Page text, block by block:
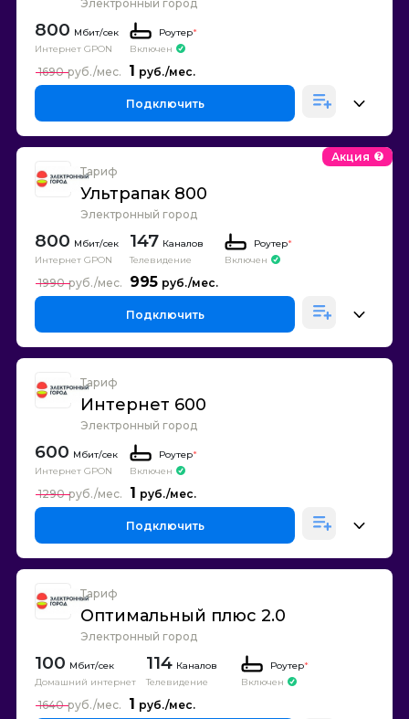
Электронный город
800
Интернет GPON
Роутер*
Включен
1
1690
Подключить
Тариф
Ультрапак 800
Электронный город
Акция
800
Интернет GPON
147 Каналов
Телевидение
Роутер*
Включен
995
1990
Подключить
Тариф
Интернет 600
Электронный город
600
Интернет GPON
Роутер*
Включен
1
1290
Подключить
Тариф
Оптимальный плюс 2.0
Электронный город
100
Домашний интернет
114 Каналов
Телевидение
Роутер*
Включен
1
1640